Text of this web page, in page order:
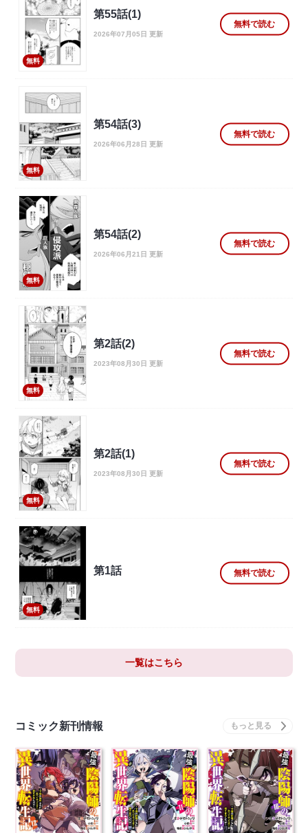
無料
第55話(1)
2026年07月05日 更新
無料で読む
無料
第54話(3)
2026年06月28日 更新
無料で読む
無料
第54話(2)
2026年06月21日 更新
無料で読む
無料
第2話(2)
2023年08月30日 更新
無料で読む
無料
第2話(1)
2023年08月30日 更新
無料で読む
無料
第1話 無料で読む
一覧はこちら
コミック新刊情報